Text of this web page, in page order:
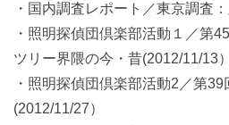
・国内調査レポート／東京調査
・照明探偵団倶楽部活動１／第
ツリー界隈の今・昔(2012/11/13）
・照明探偵団倶楽部活動2／第
(2012/11/27）